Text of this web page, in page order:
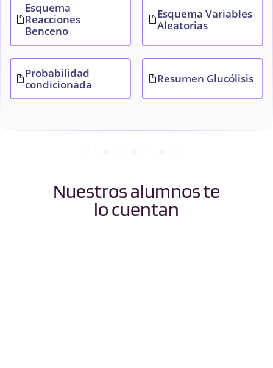
Esquema
Reacciones
Benceno
Esquema Variables
Aleatorias
Probabilidad
condicionada
Resumen Glucólisis
Nuestros alumnos te
lo cuentan